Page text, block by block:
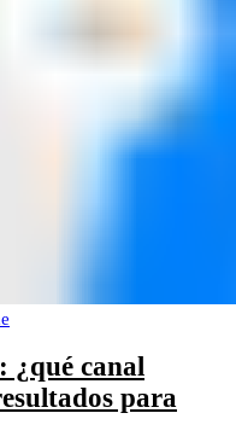
¿qué canal
para